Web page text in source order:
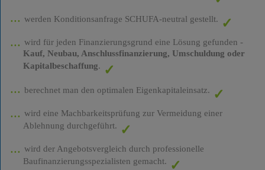
werden Konditionsanfrage SCHUFA-neutral gestellt.
wird für jeden Finanzierungsgrund eine Lösung gefunden -
Kauf, Neubau, Anschlussfinanzierung, Umschuldung oder
Kapitalbeschaffung.
berechnet man den optimalen Eigenkapitaleinsatz.
wird eine Machbarkeitsprüfung zur Vermeidung einer
Ablehnung durchgeführt.
wird der Angebotsvergleich durch professionelle
Baufinanzierungsspezialisten gemacht.